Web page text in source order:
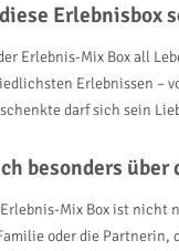
Erlebnisbox
Erlebnis-Mix Box all
Erlebnissen –
darf sich sein
besonders über
Erlebnis-Mix Box ist
oder die